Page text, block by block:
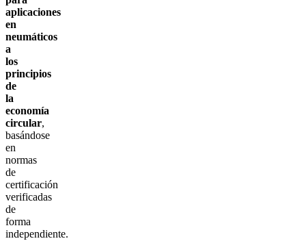
aplicaciones
en
neumáticos
a
los
principios
de
la
economía
circular,
basándose
en
normas
de
certificación
verificadas
de
forma
independiente.